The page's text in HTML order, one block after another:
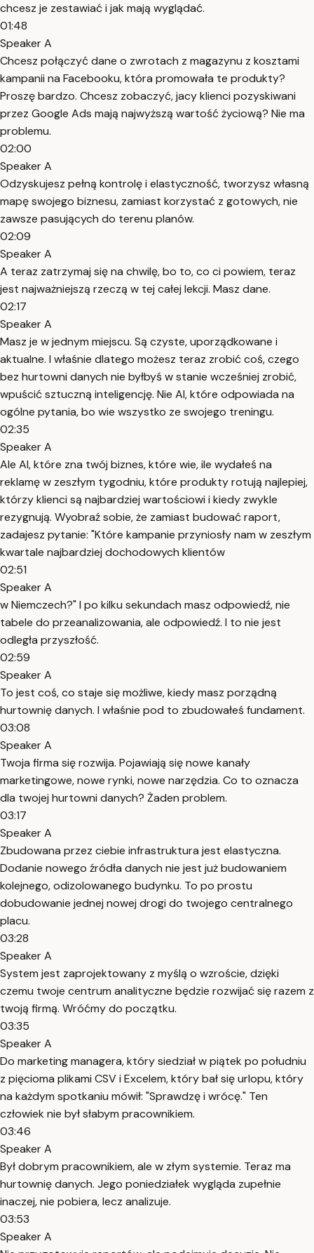
chcesz je zestawiać i jak mają wyglądać.
01:48
Speaker A
Chcesz połączyć dane o zwrotach z magazynu z kosztami
kampanii na Facebooku, która promowała te produkty?
Proszę bardzo. Chcesz zobaczyć, jacy klienci pozyskiwani
przez Google Ads mają najwyższą wartość życiową? Nie ma
problemu.
02:00
Speaker A
Odzyskujesz pełną kontrolę i elastyczność, tworzysz własną
mapę swojego biznesu, zamiast korzystać z gotowych, nie
zawsze pasujących do terenu planów.
02:09
Speaker A
A teraz zatrzymaj się na chwilę, bo to, co ci powiem, teraz
jest najważniejszą rzeczą w tej całej lekcji. Masz dane.
02:17
Speaker A
Masz je w jednym miejscu. Są czyste, uporządkowane i
aktualne. I właśnie dlatego możesz teraz zrobić coś, czego
bez hurtowni danych nie byłbyś w stanie wcześniej zrobić,
wpuścić sztuczną inteligencję. Nie AI, które odpowiada na
ogólne pytania, bo wie wszystko ze swojego treningu.
02:35
Speaker A
Ale AI, które zna twój biznes, które wie, ile wydałeś na
reklamę w zeszłym tygodniu, które produkty rotują najlepiej,
którzy klienci są najbardziej wartościowi i kiedy zwykle
rezygnują. Wyobraź sobie, że zamiast budować raport,
zadajesz pytanie: "Które kampanie przyniosły nam w zeszłym
kwartale najbardziej dochodowych klientów
02:51
Speaker A
w Niemczech?" I po kilku sekundach masz odpowiedź, nie
tabele do przeanalizowania, ale odpowiedź. I to nie jest
odległa przyszłość.
02:59
Speaker A
To jest coś, co staje się możliwe, kiedy masz porządną
hurtownię danych. I właśnie pod to zbudowałeś fundament.
03:08
Speaker A
Twoja firma się rozwija. Pojawiają się nowe kanały
marketingowe, nowe rynki, nowe narzędzia. Co to oznacza
dla twojej hurtowni danych? Żaden problem.
03:17
Speaker A
Zbudowana przez ciebie infrastruktura jest elastyczna.
Dodanie nowego źródła danych nie jest już budowaniem
kolejnego, odizolowanego budynku. To po prostu
dobudowanie jednej nowej drogi do twojego centralnego
placu.
03:28
Speaker A
System jest zaprojektowany z myślą o wzroście, dzięki
czemu twoje centrum analityczne będzie rozwijać się razem z
twoją firmą. Wróćmy do początku.
03:35
Speaker A
Do marketing managera, który siedział w piątek po południu
z pięcioma plikami CSV i Excelem, który bał się urlopu, który
na każdym spotkaniu mówił: "Sprawdzę i wrócę." Ten
człowiek nie był słabym pracownikiem.
03:46
Speaker A
Był dobrym pracownikiem, ale w złym systemie. Teraz ma
hurtownię danych. Jego poniedziałek wygląda zupełnie
inaczej, nie pobiera, lecz analizuje.
03:53
Speaker A